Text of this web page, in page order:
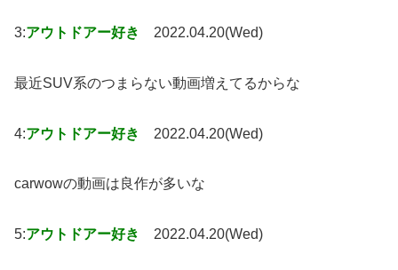
3:アウトドアー好き 2022.04.20(Wed)
最近SUV系のつまらない動画増えてるからな
4:アウトドアー好き 2022.04.20(Wed)
carwowの動画は良作が多いな
5:アウトドアー好き 2022.04.20(Wed)